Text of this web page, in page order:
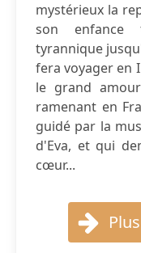
mystérieux la
son enfance
tyrannique
fera voyager en
le grand
ramenant en
guidé par la
d'Eva, et qui
cœur...